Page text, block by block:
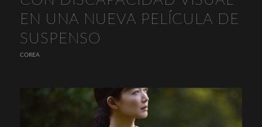
EN UNA NUEVA PELÍCULA DE
SUSPENSO
COREA